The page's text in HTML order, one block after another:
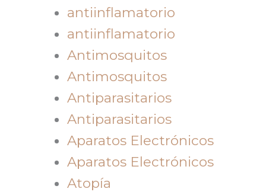
antiinflamatorio
antiinflamatorio
Antimosquitos
Antimosquitos
Antiparasitarios
Antiparasitarios
Aparatos Electrónicos
Aparatos Electrónicos
Atopía